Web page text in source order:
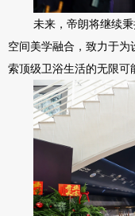
未来，帝朗将继续
空间美学融合，致力于
索顶级卫浴生活的无限可